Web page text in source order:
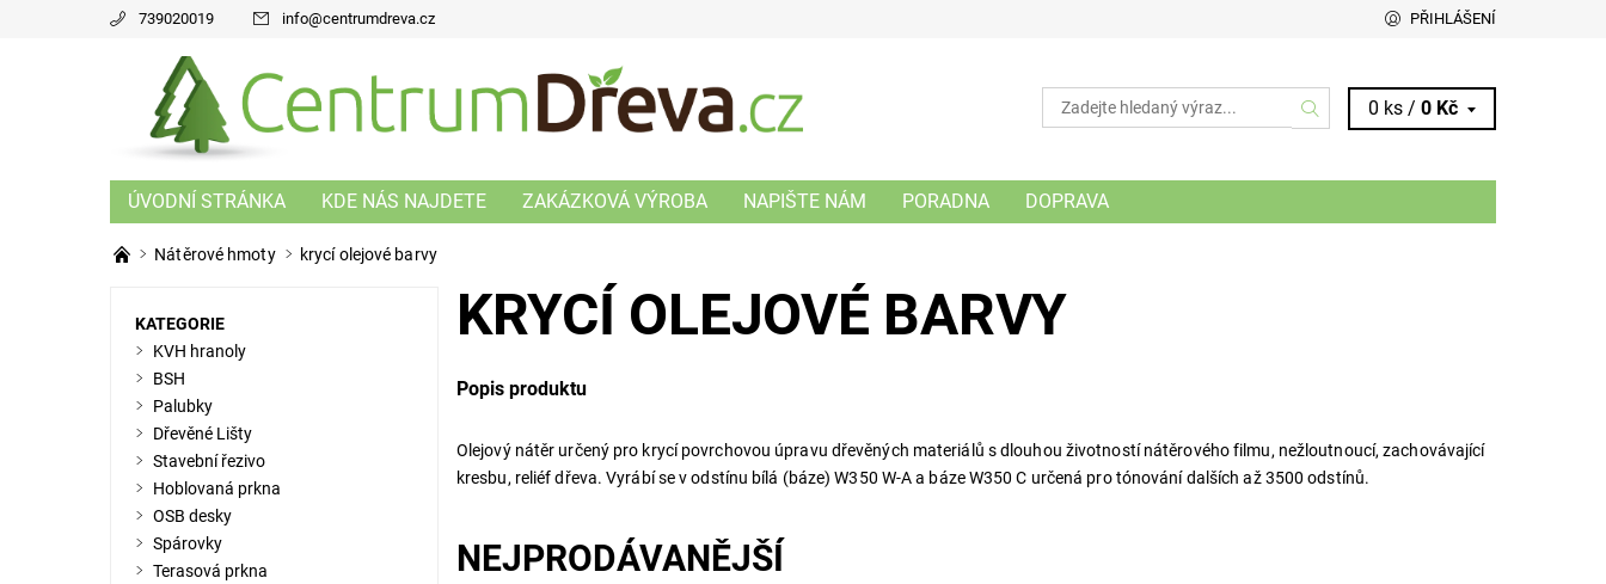
739020019 info@centrumdreva.cz PŘIHLÁŠENÍ
0 ks /0 Kč
ÚVODNÍ STRÁNKA KDE NÁS NAJDETE ZAKÁZKOVÁ VÝROBA NAPIŠTE NÁM PORADNA DOPRAVA
Nátěrové hmoty krycí olejové barvy
KRYCÍ OLEJOVÉ BARVY
Popis produktu
Olejový nátěr určený pro krycí povrchovou úpravu dřevěných materiálů s dlouhou životností nátěrového filmu, nežloutnoucí, zachovávající
kresbu, reliéf dřeva. Vyrábí se v odstínu bílá (báze) W350 W-A a báze W350 C určená pro tónování dalších až 3500 odstínů.
NEJPRODÁVANĚJŠÍ
KATEGORIE
KVH hranoly
BSH
Palubky
Dřevěné Lišty
Stavební řezivo
Hoblovaná prkna
OSB desky
Spárovky
Terasová prkna